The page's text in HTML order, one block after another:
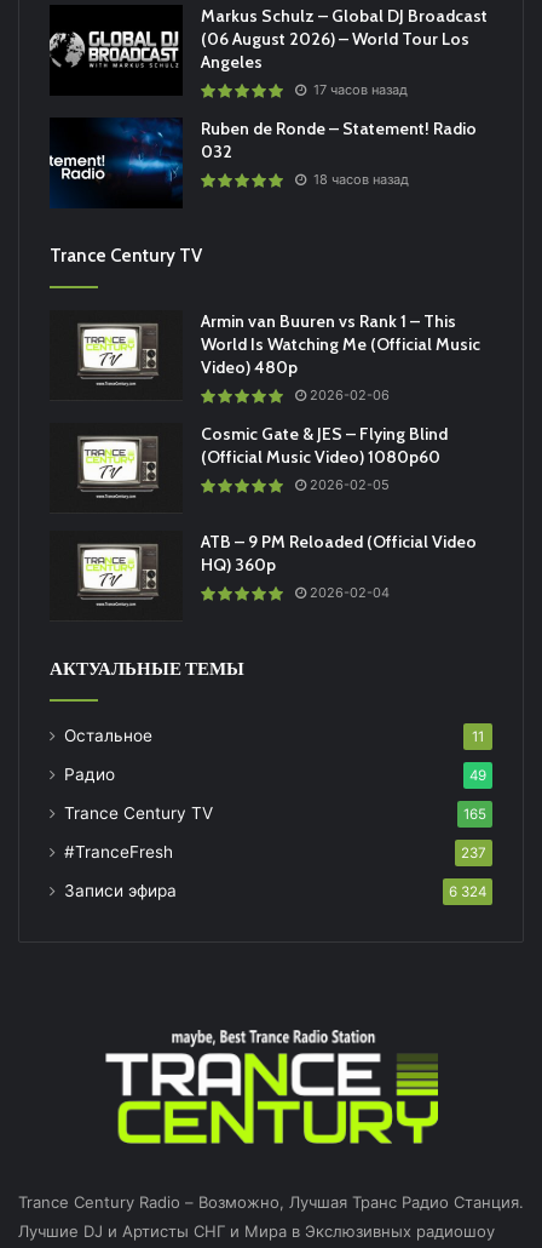
Markus Schulz – Global DJ Broadcast
(06 August 2026) – World Tour Los
Angeles
17 часов назад
Ruben de Ronde – Statement! Radio
032
18 часов назад
Trance Century TV
Armin van Buuren vs Rank 1 – This
World Is Watching Me (Official Music
Video) 480p
2026-02-06
Cosmic Gate & JES – Flying Blind
(Official Music Video) 1080p60
2026-02-05
ATB – 9 PM Reloaded (Official Video
HQ) 360p
2026-02-04
АКТУАЛЬНЫЕ ТЕМЫ
Остальное 11
Радио 49
Trance Century TV 165
#TranceFresh 237
Записи эфира 6 324
Trance Century Radio – Возможно, Лучшая Транс Радио Станция.
Лучшие DJ и Артисты СНГ и Мира в Экслюзивных радиошоу